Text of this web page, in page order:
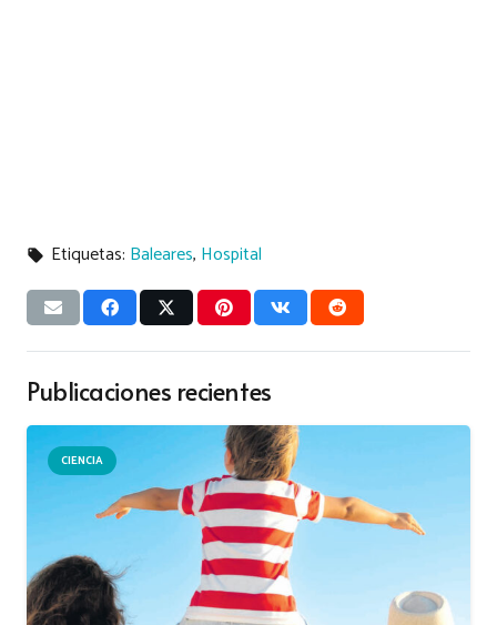
local_offer Etiquetas: Baleares, Hospital
Publicaciones recientes
CIENCIA